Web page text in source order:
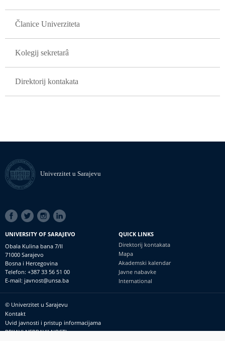
Članice Univerziteta
Kolegij sekretarâ
Direktorij kontakata
Univerzitet u Sarajevu
SOCIAL
LINKS
UNIVERSITY OF SARAJEVO
Obala Kulina bana 7/II
71000 Sarajevo
Bosna i Hercegovina
Telefon: +387 33 56 51 00
E-mail: javnost@unsa.ba
QUICK LINKS
Direktorij kontakata
Mapa
Akademski kalendar
Javne nabavke
International
Footer
meni
© Univerzitet u Sarajevu
Kontakt
Uvid javnosti i pristup informacijama
PRIJAVI NEPRAVILNOSTI